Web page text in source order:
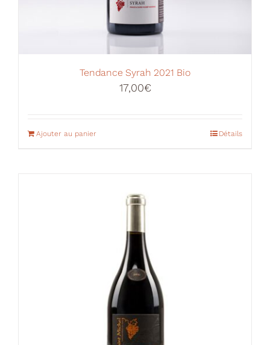
Tendance Syrah 2021 Bio
17,00€
Ajouter au panier Détails